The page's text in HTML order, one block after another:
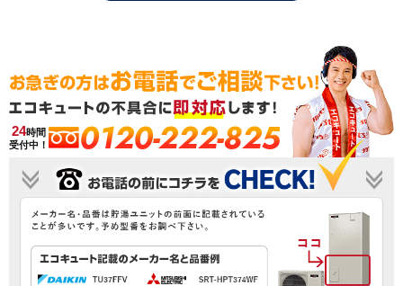
24時間
受付中！
0120-222-825